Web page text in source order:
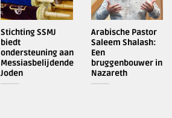
Stichting SSMJ
biedt
ondersteuning aan
Messiasbelijdende
Joden
Arabische Pastor
Saleem Shalash:
Een
bruggenbouwer in
Nazareth